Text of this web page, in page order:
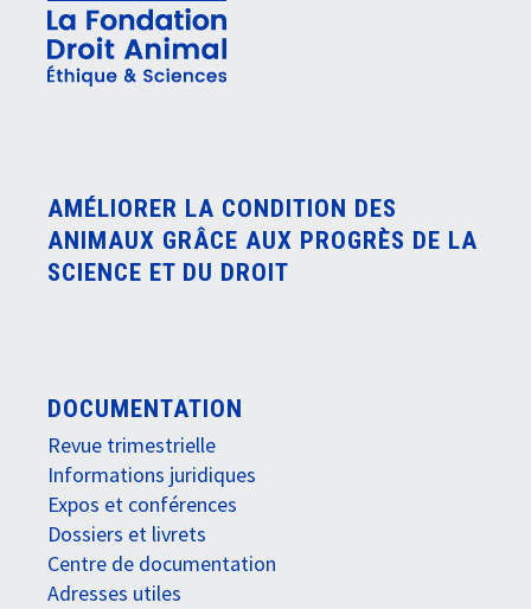
AMÉLIORER LA CONDITION DES
ANIMAUX GRÂCE AUX PROGRÈS DE LA
SCIENCE ET DU DROIT
DOCUMENTATION
Revue trimestrielle
Informations juridiques
Expos et conférences
Dossiers et livrets
Centre de documentation
Adresses utiles